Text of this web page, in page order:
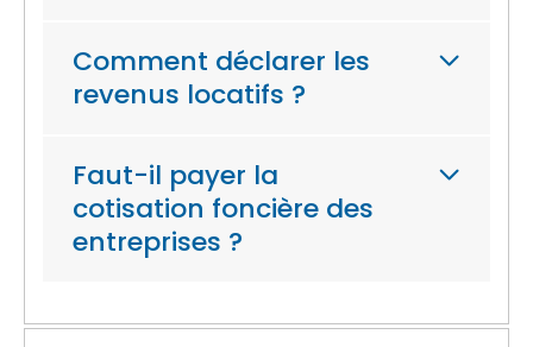
Comment déclarer les
revenus locatifs ?
Faut-il payer la
cotisation foncière des
entreprises ?